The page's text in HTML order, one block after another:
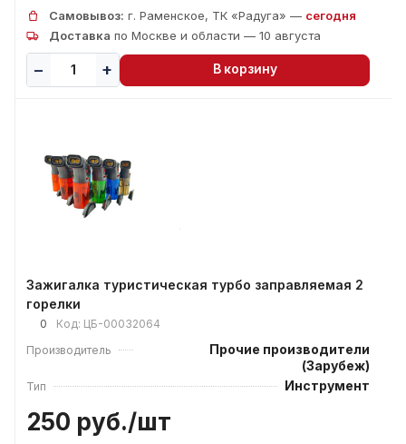
Самовывоз: г. Раменское, ТК «Радуга» — сегодня
Доставка по Москве и области — 10 августа
В корзину
Зажигалка туристическая турбо заправляемая 2
горелки
0 Код: ЦБ-00032064
Производитель
Прочие производители
(Зарубеж)
Тип Инструмент
250 руб./шт